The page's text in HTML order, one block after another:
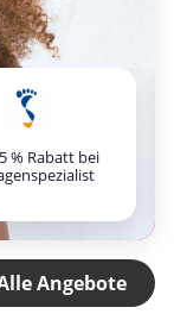
% Rabatt bei
Angebote